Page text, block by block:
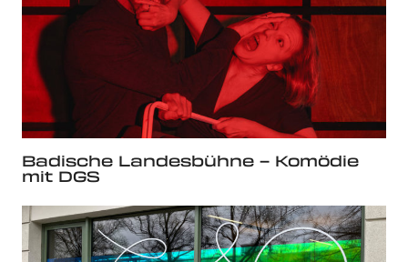
Badische Landesbühne – Komödie
mit DGS